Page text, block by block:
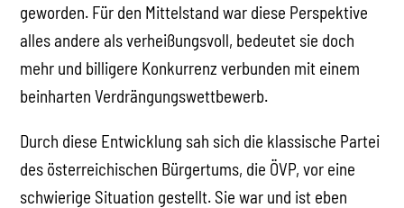
geworden. Für den Mittelstand war diese Perspektive
alles andere als verheißungsvoll, bedeutet sie doch
mehr und billigere Konkurrenz verbunden mit einem
beinharten Verdrängungswettbewerb.
Durch diese Entwicklung sah sich die klassische Partei
des österreichischen Bürgertums, die ÖVP, vor eine
schwierige Situation gestellt. Sie war und ist eben